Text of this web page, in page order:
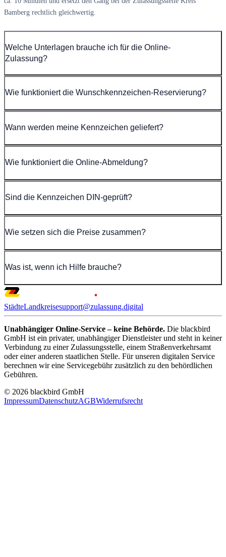
Bamberg rechtlich gleichwertig.
Welche Unterlagen brauche ich für die Online-
Zulassung?
Wie funktioniert die Wunschkennzeichen-Reservierung?
Wann werden meine Kennzeichen geliefert?
Wie funktioniert die Online-Abmeldung?
Sind die Kennzeichen DIN-geprüft?
Wie setzen sich die Preise zusammen?
Was ist, wenn ich Hilfe brauche?
StädteLandkreisesupport@zulassung.digital
Unabhängiger Online-Service – keine Behörde. Die blackbird
GmbH ist ein privater, unabhängiger Dienstleister und steht in keiner
Verbindung zu einer Zulassungsstelle, einem Straßenverkehrsamt
oder einer anderen staatlichen Stelle. Für unseren digitalen Service
berechnen wir eine Servicegebühr zusätzlich zu den behördlichen
Gebühren.
© 2026 blackbird GmbH
ImpressumDatenschutzAGBWiderrufsrecht